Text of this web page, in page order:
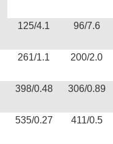
125/4.1 96/7.6
261/1.1 200/2.0
398/0.48 306/0.89
535/0.27 411/0.5